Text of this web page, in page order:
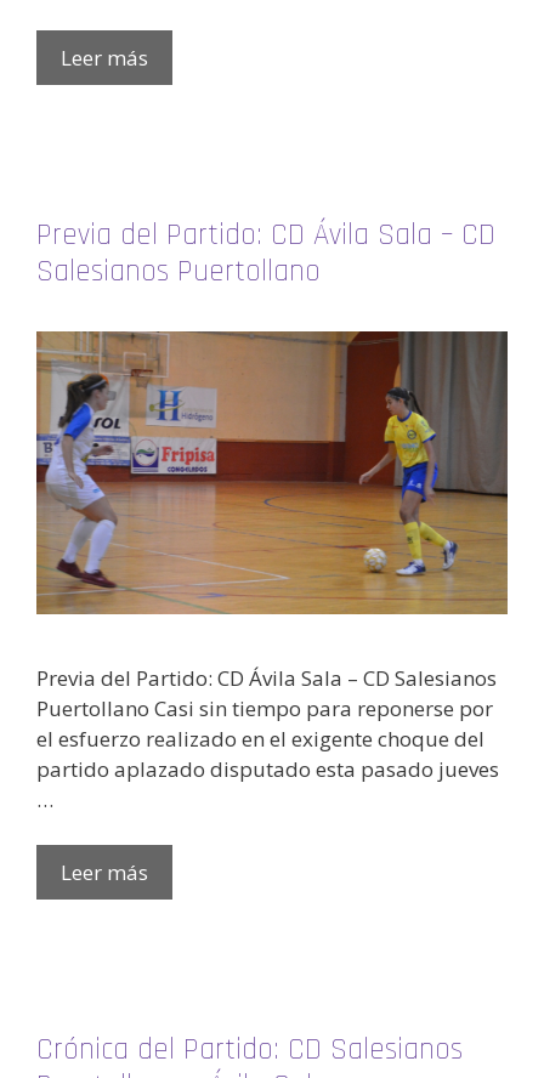
Leer más
Previa del Partido: CD Ávila Sala – CD
Salesianos Puertollano
Previa del Partido: CD Ávila Sala – CD Salesianos
Puertollano Casi sin tiempo para reponerse por
el esfuerzo realizado en el exigente choque del
partido aplazado disputado esta pasado jueves
…
Leer más
Crónica del Partido: CD Salesianos